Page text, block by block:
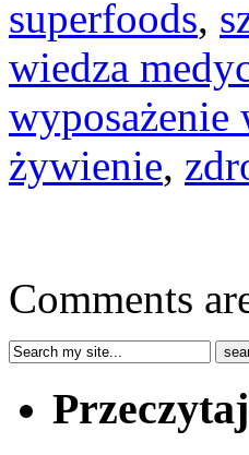
superfoods,
wiedza
wyposażenie
żywienie,
Comments